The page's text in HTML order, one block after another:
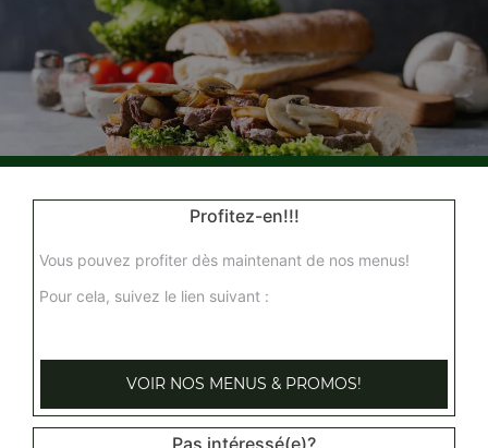
sandwich kebab, sandwich américain, sandwich merguez, ...
+
Profitez-en!!!
Vous pouvez profiter dès maintenant de nos menus!
Pour cela, suivez le lien suivant :
VOIR NOS MENUS & PROMOS!